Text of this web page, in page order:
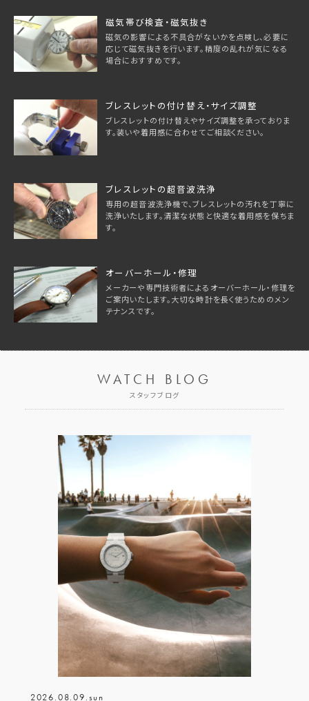
磁気帯び検査・磁気抜き
磁気の影響による不具合がないかを点検し、必要に
応じて磁気抜きを行います。精度の乱れが気になる
場合におすすめです。
ブレスレットの付け替え・サイズ調整
ブレスレットの付け替えやサイズ調整を承っておりま
す。装いや着用感に合わせてご相談ください。
ブレスレットの超音波洗浄
専用の超音波洗浄機で、ブレスレットの汚れを丁寧に
洗浄いたします。清潔な状態と快適な着用感を保ちま
す。
オーバーホール・修理
メーカーや専門技術者によるオーバーホール・修理を
ご案内いたします。大切な時計を長く使うためのメン
テナンスです。
WATCH BLOG
スタッフブログ
2026.08.09.sun